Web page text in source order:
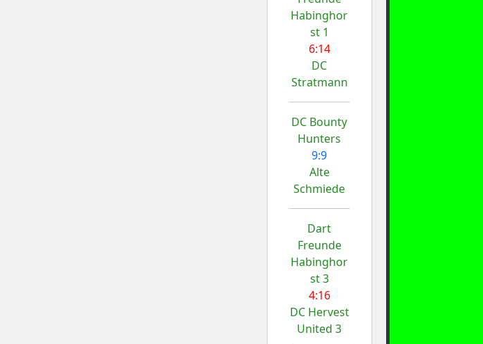
Habinghor
st 1
6:14
DC
Stratmann
DC Bounty
Hunters
9:9
Alte
Schmiede
Dart
Freunde
Habinghor
st 3
4:16
DC Hervest
United 3